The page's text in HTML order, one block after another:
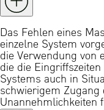
Das Fehlen eines
einzelne System
die Verwendung von
die die
Systems auch in
schwierigem Zugang
Unannehmlichkeiten